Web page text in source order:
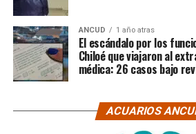
ANCUD 1 año atras
El escándalo por los
Chiloé que viajaron al
médica: 26 casos bajo
ACUARIOS